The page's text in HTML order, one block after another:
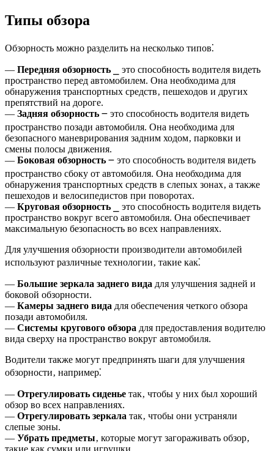
Типы обзора
Обзорность можно разделить на несколько типов⁚
— Передняя обзорность ⎯ это способность водителя видеть
пространство перед автомобилем. Она необходима для
обнаружения транспортных средств‚ пешеходов и других
препятствий на дороге.
— Задняя обзорность ౼ это способность водителя видеть
пространство позади автомобиля. Она необходима для
безопасного маневрирования задним ходом‚ парковки и
смены полосы движения.
— Боковая обзорность ౼ это способность водителя видеть
пространство сбоку от автомобиля. Она необходима для
обнаружения транспортных средств в слепых зонах‚ а также
пешеходов и велосипедистов при поворотах.
— Круговая обзорность ⎯ это способность водителя видеть
пространство вокруг всего автомобиля. Она обеспечивает
максимальную безопасность во всех направлениях.
Для улучшения обзорности производители автомобилей
используют различные технологии‚ такие как⁚
— Большие зеркала заднего вида для улучшения задней и
боковой обзорности.
— Камеры заднего вида для обеспечения четкого обзора
позади автомобиля.
— Системы кругового обзора для предоставления водителю
вида сверху на пространство вокруг автомобиля.
Водители также могут предпринять шаги для улучшения
обзорности‚ например⁚
— Отрегулировать сиденье так‚ чтобы у них был хороший
обзор во всех направлениях.
— Отрегулировать зеркала так‚ чтобы они устраняли
слепые зоны.
— Убрать предметы‚ которые могут загораживать обзор‚
такие как сумки или игрушки.